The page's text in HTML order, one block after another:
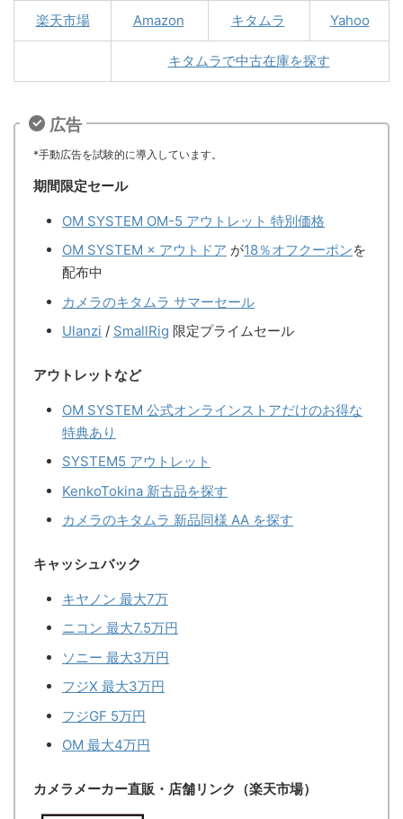
楽天市場 Amazon キタムラ Yahoo
キタムラで中古在庫を探す
広告
*手動広告を試験的に導入しています。
期間限定セール
OM SYSTEM OM-5 アウトレット 特別価格
OM SYSTEM × アウトドア が18％オフクーポンを
配布中
カメラのキタムラ サマーセール
Ulanzi / SmallRig 限定プライムセール
アウトレットなど
OM SYSTEM 公式オンラインストアだけのお得な
特典あり
SYSTEM5 アウトレット
KenkoTokina 新古品を探す
カメラのキタムラ 新品同様 AA を探す
キャッシュバック
キヤノン 最大7万
ニコン 最大7.5万円
ソニー 最大3万円
フジX 最大3万円
フジGF 5万円
OM 最大4万円
カメラメーカー直販・店舗リンク（楽天市場）